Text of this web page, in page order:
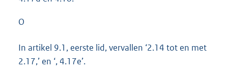
O
In artikel 9.1, eerste lid, vervallen ‘2.14 tot en met
2.17,’ en ‘, 4.17e’.